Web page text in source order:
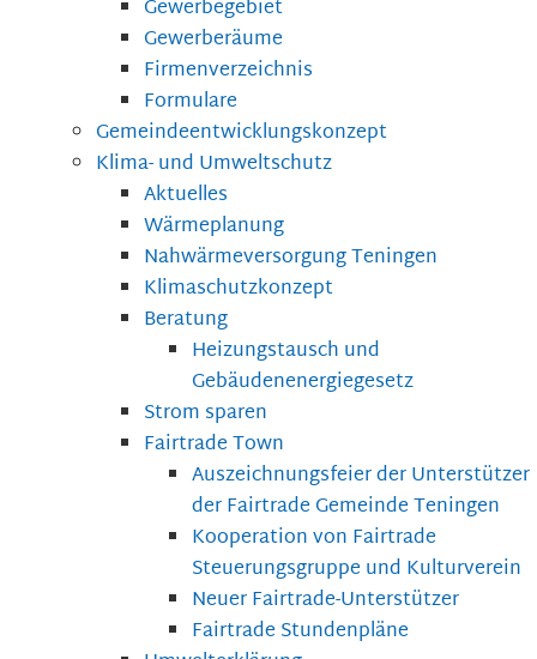
Gewerbegebiet
Gewerberäume
Firmenverzeichnis
Formulare
Gemeindeentwicklungskonzept
Klima- und Umweltschutz
Aktuelles
Wärmeplanung
Nahwärmeversorgung Teningen
Klimaschutzkonzept
Beratung
Heizungstausch und
Gebäudenenergiegesetz
Strom sparen
Fairtrade Town
Auszeichnungsfeier der Unterstützer
der Fairtrade Gemeinde Teningen
Kooperation von Fairtrade
Steuerungsgruppe und Kulturverein
Neuer Fairtrade-Unterstützer
Fairtrade Stundenpläne